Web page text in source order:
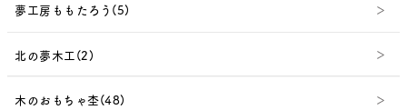
夢工房ももたろう(5)
北の夢木工(2)
木のおもちゃ杢(48)